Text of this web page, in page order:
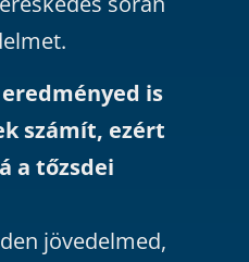
is
számít, ezért
a tőzsdei
jövedelmed,